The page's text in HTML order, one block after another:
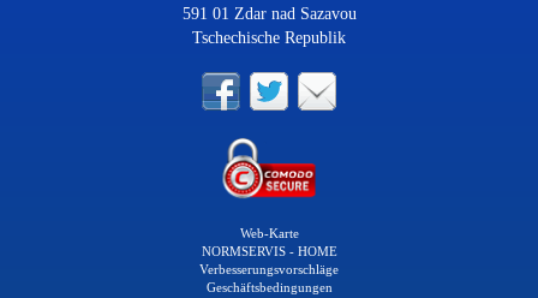
591 01 Zdar nad Sazavou
Tschechische Republik
Web-Karte
NORMSERVIS - HOME
Verbesserungsvorschläge
Geschäftsbedingungen